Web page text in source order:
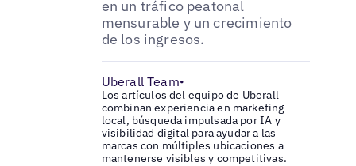
en un tráfico peatonal
mensurable y un crecimiento
de los ingresos.
Uberall Team•
Los artículos del equipo de Uberall
combinan experiencia en marketing
local, búsqueda impulsada por IA y
visibilidad digital para ayudar a las
marcas con múltiples ubicaciones a
mantenerse visibles y competitivas.